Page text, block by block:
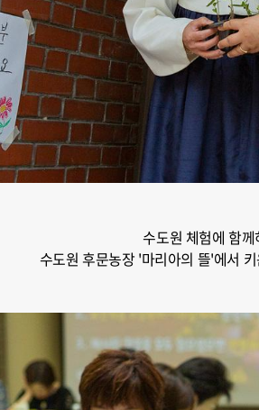
수도원 체험에 함
수도원 후문농장 '마리아의 뜰'에서